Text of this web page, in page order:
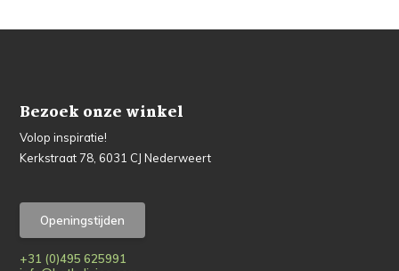
Bezoek onze winkel
Volop inspiratie!
Kerkstraat 78, 6031 CJ Nederweert
Openingstijden
+31 (0)495 625991